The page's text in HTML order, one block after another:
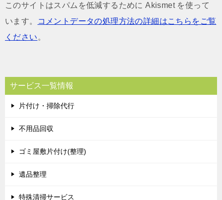
このサイトはスパムを低減するために Akismet を使って
います。
コメントデータの処理方法の詳細はこちらをご覧
ください 。
サービス一覧情報
片付け・掃除代行
不用品回収
ゴミ屋敷片付け(整理)
遺品整理
特殊清掃サービス